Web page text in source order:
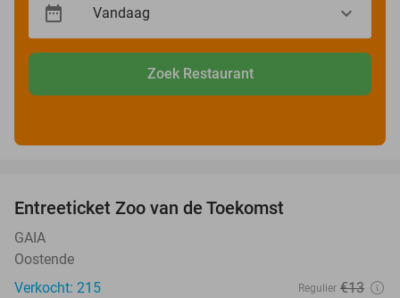
Zoek Restaurant
Entreeticket Zoo van de Toekomst
GAIA
Oostende
Verkocht: 215
Regulier €13